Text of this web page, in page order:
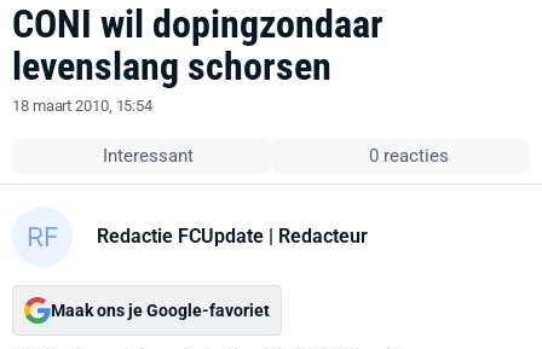
CONI wil dopingzondaar
levenslang schorsen
18 maart 2010, 15:54
Interessant 0 reacties
Redactie FCUpdate | Redacteur
Maak ons je Google-favoriet